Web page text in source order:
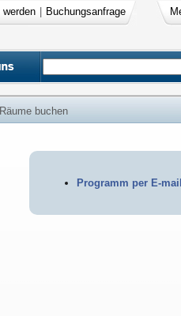
werden Buchungsanfrage
Räume buchen
Programm per E-